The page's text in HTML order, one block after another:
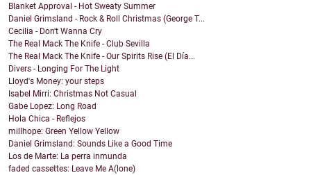
Blanket Approval - Hot Sweaty Summer
Daniel Grimsland - Rock & Roll Christmas (George T...
Cecilia - Don't Wanna Cry
The Real Mack The Knife - Club Sevilla
The Real Mack The Knife - Our Spirits Rise (El Día...
Divers - Longing For The Light
Lloyd's Money: your steps
Isabel Mirri: Christmas Not Casual
Gabe Lopez: Long Road
Hola Chica - Reflejos
millhope: Green Yellow Yellow
Daniel Grimsland: Sounds Like a Good Time
Los de Marte: La perra inmunda
faded cassettes: Leave Me A(lone)